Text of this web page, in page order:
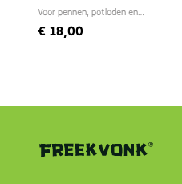
Voor pennen, potloden en
€ 18,00